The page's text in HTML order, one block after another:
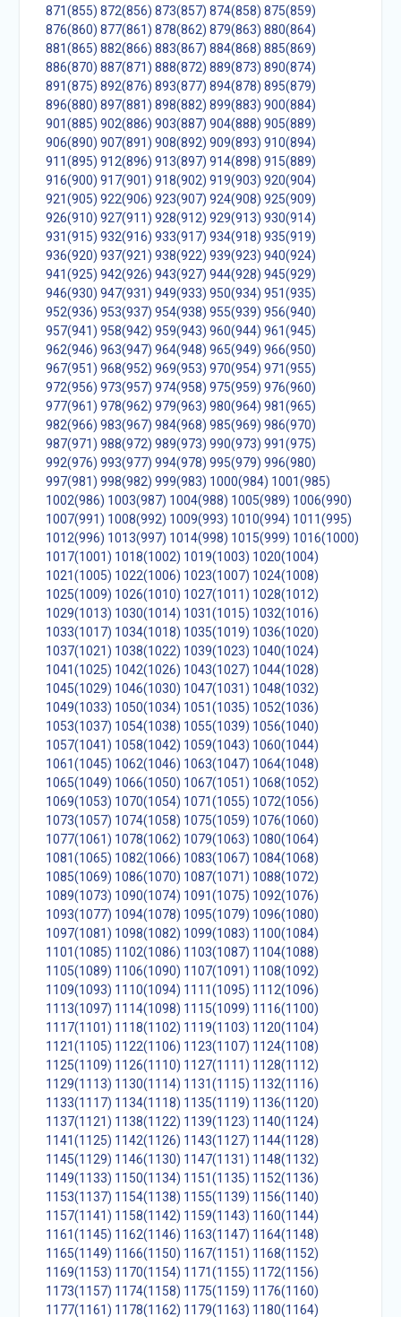
871(855) 872(856) 873(857) 874(858) 875(859)
876(860) 877(861) 878(862) 879(863) 880(864)
881(865) 882(866) 883(867) 884(868) 885(869)
886(870) 887(871) 888(872) 889(873) 890(874)
891(875) 892(876) 893(877) 894(878) 895(879)
896(880) 897(881) 898(882) 899(883) 900(884)
901(885) 902(886) 903(887) 904(888) 905(889)
906(890) 907(891) 908(892) 909(893) 910(894)
911(895) 912(896) 913(897) 914(898) 915(889)
916(900) 917(901) 918(902) 919(903) 920(904)
921(905) 922(906) 923(907) 924(908) 925(909)
926(910) 927(911) 928(912) 929(913) 930(914)
931(915) 932(916) 933(917) 934(918) 935(919)
936(920) 937(921) 938(922) 939(923) 940(924)
941(925) 942(926) 943(927) 944(928) 945(929)
946(930) 947(931) 949(933) 950(934) 951(935)
952(936) 953(937) 954(938) 955(939) 956(940)
957(941) 958(942) 959(943) 960(944) 961(945)
962(946) 963(947) 964(948) 965(949) 966(950)
967(951) 968(952) 969(953) 970(954) 971(955)
972(956) 973(957) 974(958) 975(959) 976(960)
977(961) 978(962) 979(963) 980(964) 981(965)
982(966) 983(967) 984(968) 985(969) 986(970)
987(971) 988(972) 989(973) 990(973) 991(975)
992(976) 993(977) 994(978) 995(979) 996(980)
997(981) 998(982) 999(983) 1000(984) 1001(985)
1002(986) 1003(987) 1004(988) 1005(989) 1006(990)
1007(991) 1008(992) 1009(993) 1010(994) 1011(995)
1012(996) 1013(997) 1014(998) 1015(999) 1016(1000)
1017(1001) 1018(1002) 1019(1003) 1020(1004)
1021(1005) 1022(1006) 1023(1007) 1024(1008)
1025(1009) 1026(1010) 1027(1011) 1028(1012)
1029(1013) 1030(1014) 1031(1015) 1032(1016)
1033(1017) 1034(1018) 1035(1019) 1036(1020)
1037(1021) 1038(1022) 1039(1023) 1040(1024)
1041(1025) 1042(1026) 1043(1027) 1044(1028)
1045(1029) 1046(1030) 1047(1031) 1048(1032)
1049(1033) 1050(1034) 1051(1035) 1052(1036)
1053(1037) 1054(1038) 1055(1039) 1056(1040)
1057(1041) 1058(1042) 1059(1043) 1060(1044)
1061(1045) 1062(1046) 1063(1047) 1064(1048)
1065(1049) 1066(1050) 1067(1051) 1068(1052)
1069(1053) 1070(1054) 1071(1055) 1072(1056)
1073(1057) 1074(1058) 1075(1059) 1076(1060)
1077(1061) 1078(1062) 1079(1063) 1080(1064)
1081(1065) 1082(1066) 1083(1067) 1084(1068)
1085(1069) 1086(1070) 1087(1071) 1088(1072)
1089(1073) 1090(1074) 1091(1075) 1092(1076)
1093(1077) 1094(1078) 1095(1079) 1096(1080)
1097(1081) 1098(1082) 1099(1083) 1100(1084)
1101(1085) 1102(1086) 1103(1087) 1104(1088)
1105(1089) 1106(1090) 1107(1091) 1108(1092)
1109(1093) 1110(1094) 1111(1095) 1112(1096)
1113(1097) 1114(1098) 1115(1099) 1116(1100)
1117(1101) 1118(1102) 1119(1103) 1120(1104)
1121(1105) 1122(1106) 1123(1107) 1124(1108)
1125(1109) 1126(1110) 1127(1111) 1128(1112)
1129(1113) 1130(1114) 1131(1115) 1132(1116)
1133(1117) 1134(1118) 1135(1119) 1136(1120)
1137(1121) 1138(1122) 1139(1123) 1140(1124)
1141(1125) 1142(1126) 1143(1127) 1144(1128)
1145(1129) 1146(1130) 1147(1131) 1148(1132)
1149(1133) 1150(1134) 1151(1135) 1152(1136)
1153(1137) 1154(1138) 1155(1139) 1156(1140)
1157(1141) 1158(1142) 1159(1143) 1160(1144)
1161(1145) 1162(1146) 1163(1147) 1164(1148)
1165(1149) 1166(1150) 1167(1151) 1168(1152)
1169(1153) 1170(1154) 1171(1155) 1172(1156)
1173(1157) 1174(1158) 1175(1159) 1176(1160)
1177(1161) 1178(1162) 1179(1163) 1180(1164)